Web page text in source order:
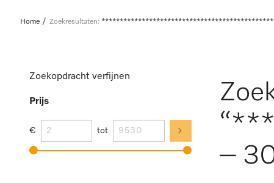
Home Zoekresultaten:
Zoekopdracht verfijnen
Prijs
€ tot
–